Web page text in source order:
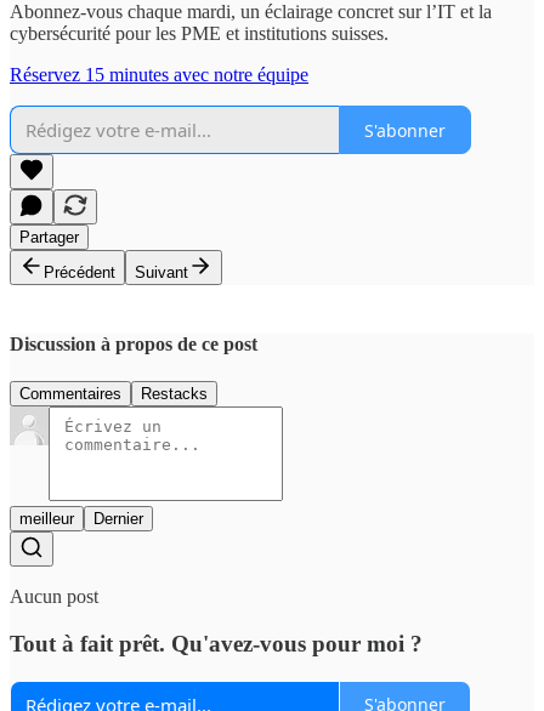
Abonnez-vous chaque mardi, un éclairage concret sur l’IT et la
cybersécurité pour les PME et institutions suisses.
Réservez 15 minutes avec notre équipe
S'abonner
Partager
Précédent
Suivant
Discussion à propos de ce post
Commentaires Restacks
meilleur Dernier
Aucun post
Tout à fait prêt. Qu'avez-vous pour moi ?
S'abonner